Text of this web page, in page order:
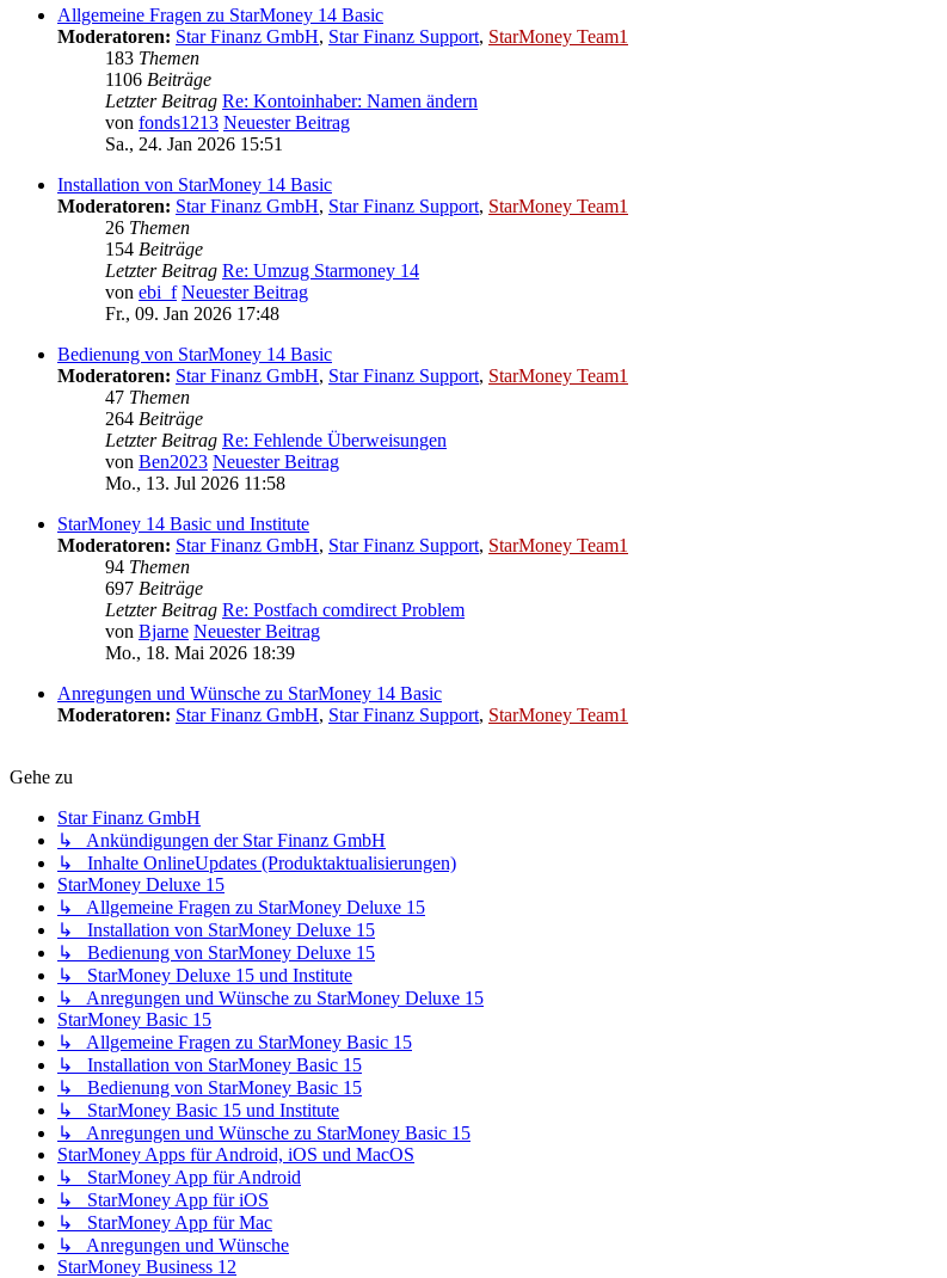
Allgemeine Fragen zu StarMoney 14 Basic
Moderatoren: Star Finanz GmbH, Star Finanz Support, StarMoney Team1
183 Themen
1106 Beiträge
Letzter Beitrag Re: Kontoinhaber: Namen ändern
von fonds1213 Neuester Beitrag
Sa., 24. Jan 2026 15:51
Installation von StarMoney 14 Basic
Moderatoren: Star Finanz GmbH, Star Finanz Support, StarMoney Team1
26 Themen
154 Beiträge
Letzter Beitrag Re: Umzug Starmoney 14
von ebi_f Neuester Beitrag
Fr., 09. Jan 2026 17:48
Bedienung von StarMoney 14 Basic
Moderatoren: Star Finanz GmbH, Star Finanz Support, StarMoney Team1
47 Themen
264 Beiträge
Letzter Beitrag Re: Fehlende Überweisungen
von Ben2023 Neuester Beitrag
Mo., 13. Jul 2026 11:58
StarMoney 14 Basic und Institute
Moderatoren: Star Finanz GmbH, Star Finanz Support, StarMoney Team1
94 Themen
697 Beiträge
Letzter Beitrag Re: Postfach comdirect Problem
von Bjarne Neuester Beitrag
Mo., 18. Mai 2026 18:39
Anregungen und Wünsche zu StarMoney 14 Basic
Moderatoren: Star Finanz GmbH, Star Finanz Support, StarMoney Team1
Gehe zu
Star Finanz GmbH
↳ Ankündigungen der Star Finanz GmbH
↳ Inhalte OnlineUpdates (Produktaktualisierungen)
StarMoney Deluxe 15
↳ Allgemeine Fragen zu StarMoney Deluxe 15
↳ Installation von StarMoney Deluxe 15
↳ Bedienung von StarMoney Deluxe 15
↳ StarMoney Deluxe 15 und Institute
↳ Anregungen und Wünsche zu StarMoney Deluxe 15
StarMoney Basic 15
↳ Allgemeine Fragen zu StarMoney Basic 15
↳ Installation von StarMoney Basic 15
↳ Bedienung von StarMoney Basic 15
↳ StarMoney Basic 15 und Institute
↳ Anregungen und Wünsche zu StarMoney Basic 15
StarMoney Apps für Android, iOS und MacOS
↳ StarMoney App für Android
↳ StarMoney App für iOS
↳ StarMoney App für Mac
↳ Anregungen und Wünsche
StarMoney Business 12